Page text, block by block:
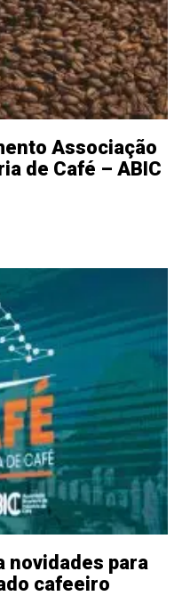
Associação
de Café – ABIC
novidades para
cafeeiro